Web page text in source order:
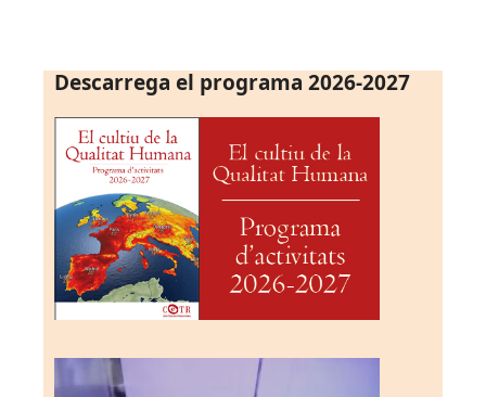
Descarrega el programa 2026-2027